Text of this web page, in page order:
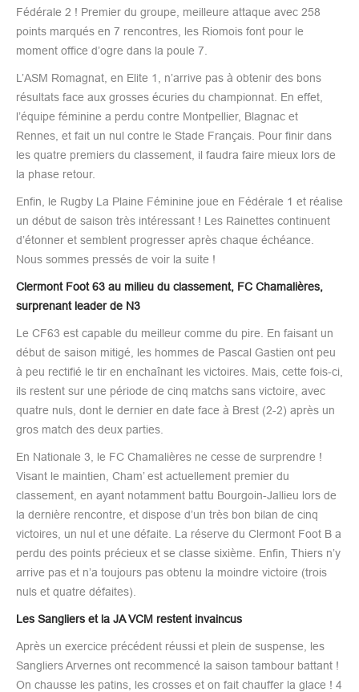
Fédérale 2 ! Premier du groupe, meilleure attaque avec 258
points marqués en 7 rencontres, les Riomois font pour le
moment office d’ogre dans la poule 7.
L’ASM Romagnat, en Elite 1, n’arrive pas à obtenir des bons
résultats face aux grosses écuries du championnat. En effet,
l’équipe féminine a perdu contre Montpellier, Blagnac et
Rennes, et fait un nul contre le Stade Français. Pour finir dans
les quatre premiers du classement, il faudra faire mieux lors de
la phase retour.
Enfin, le Rugby La Plaine Féminine joue en Fédérale 1 et réalise
un début de saison très intéressant ! Les Rainettes continuent
d’étonner et semblent progresser après chaque échéance.
Nous sommes pressés de voir la suite !
Clermont Foot 63 au milieu du classement, FC Chamalières,
surprenant leader de N3
Le CF63 est capable du meilleur comme du pire. En faisant un
début de saison mitigé, les hommes de Pascal Gastien ont peu
à peu rectifié le tir en enchaînant les victoires. Mais, cette fois-ci,
ils restent sur une période de cinq matchs sans victoire, avec
quatre nuls, dont le dernier en date face à Brest (2-2) après un
gros match des deux parties.
En Nationale 3, le FC Chamalières ne cesse de surprendre !
Visant le maintien, Cham’ est actuellement premier du
classement, en ayant notamment battu Bourgoin-Jallieu lors de
la dernière rencontre, et dispose d’un très bon bilan de cinq
victoires, un nul et une défaite. La réserve du Clermont Foot B a
perdu des points précieux et se classe sixième. Enfin, Thiers n’y
arrive pas et n’a toujours pas obtenu la moindre victoire (trois
nuls et quatre défaites).
Les Sangliers et la JA VCM restent invaincus
Après un exercice précédent réussi et plein de suspense, les
Sangliers Arvernes ont recommencé la saison tambour battant !
On chausse les patins, les crosses et on fait chauffer la glace ! 4